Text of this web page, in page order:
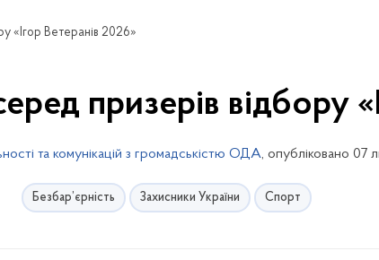
«Ігор Ветеранів 2026»
призерів відбору
та комунікацій з громадськістю ОДА, опубліковано 07
Безбар’єрність Захисники України Спорт